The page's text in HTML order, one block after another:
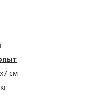
см